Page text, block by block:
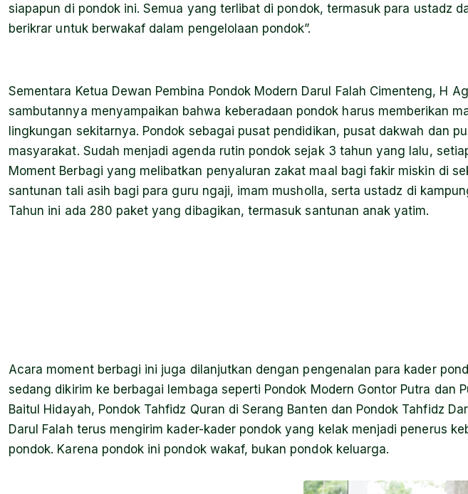
siapapun di pondok ini. Semua yang terlibat di pondok, termasuk para ustadz
berikrar untuk berwakaf dalam pengelolaan pondok”.
Sementara Ketua Dewan Pembina Pondok Modern Darul Falah Cimenteng, H
sambutannya menyampaikan bahwa keberadaan pondok harus memberikan
lingkungan sekitarnya. Pondok sebagai pusat pendidikan, pusat dakwah dan
masyarakat. Sudah menjadi agenda rutin pondok sejak 3 tahun yang lalu,
Moment Berbagi yang melibatkan penyaluran zakat maal bagi fakir miskin di
santunan tali asih bagi para guru ngaji, imam musholla, serta ustadz di
Tahun ini ada 280 paket yang dibagikan, termasuk santunan anak yatim.
Acara moment berbagi ini juga dilanjutkan dengan pengenalan para kader
sedang dikirim ke berbagai lembaga seperti Pondok Modern Gontor Putra dan
Baitul Hidayah, Pondok Tahfidz Quran di Serang Banten dan Pondok Tahfidz
Darul Falah terus mengirim kader-kader pondok yang kelak menjadi penerus
pondok. Karena pondok ini pondok wakaf, bukan pondok keluarga.